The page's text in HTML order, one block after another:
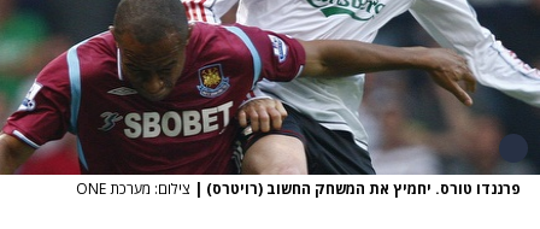
פרננדו טורס. יחמיץ את המשחק החשוב (רויטרס) | צילום: מערכת ONE